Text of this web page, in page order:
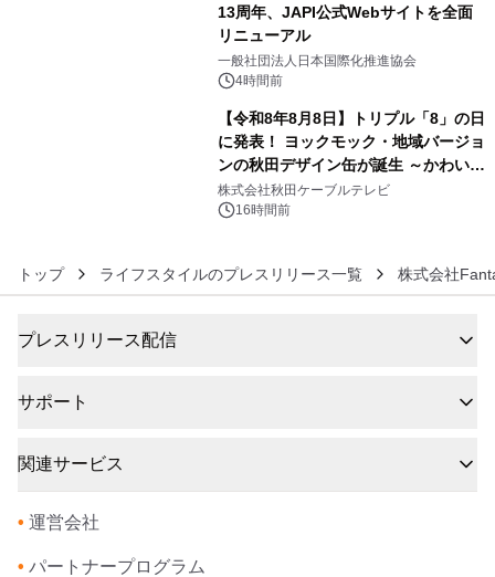
13周年、JAPI公式Webサイトを全面
リニューアル
一般社団法人日本国際化推進協会
4時間前
【令和8年8月8日】トリプル「8」の日
に発表！ ヨックモック・地域バージョ
ンの秋田デザイン缶が誕生 ～かわいい
秋田犬の子犬と秋田の四季と名所を巡
るパッケージ～ 9月1日(火)秋田県内で
株式会社秋田ケーブルテレビ
16時間前
トップ ライフスタイルのプレスリリース一覧 株式会社
プレスリリース配信
サポート
関連サービス
• 運営会社
• パートナープログラム